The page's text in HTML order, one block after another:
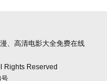
、高清电影大全免费在线
Rights Reserved